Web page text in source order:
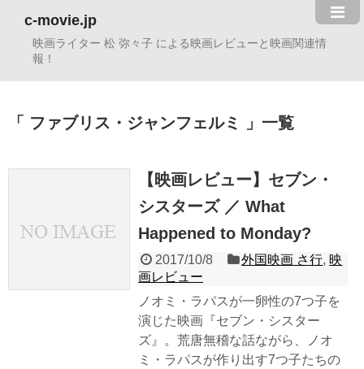
c-movie.jp
映画ライター 松 弥々子 による映画レビューと映画関連情
報！
ファブリス・ジャンフェルミ 一覧
【映画レビュー】セブン・
シスターズ ／ What
Happened to Monday?
2017/10/8 外国映画 さ行, 映
画レビュー
ノオミ・ラパスが一卵性の7つ子を
演じた映画『セブン・シスター
ズ』。荒唐無稽な話ながら、ノオ
ミ・ラパスが作り出す7つ子たちの